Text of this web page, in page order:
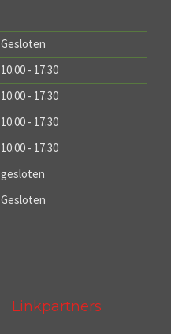
Gesloten
10:00 - 17.30
10:00 - 17.30
10:00 - 17.30
10:00 - 17.30
gesloten
Gesloten
Linkpartners